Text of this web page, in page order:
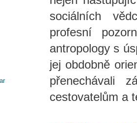
sociálních
profesní
antropology s
jej obdobně
přenechávali
cestovatelům a